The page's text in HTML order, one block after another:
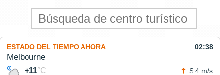
ESTADO DEL TIEMPO AHORA 02:38
Melbourne
+11°C
S 4 m/s